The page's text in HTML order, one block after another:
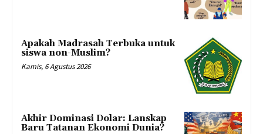
Apakah Madrasah Terbuka untuk
siswa non-Muslim?
Kamis, 6 Agustus 2026
Akhir Dominasi Dolar: Lanskap
Baru Tatanan Ekonomi Dunia?